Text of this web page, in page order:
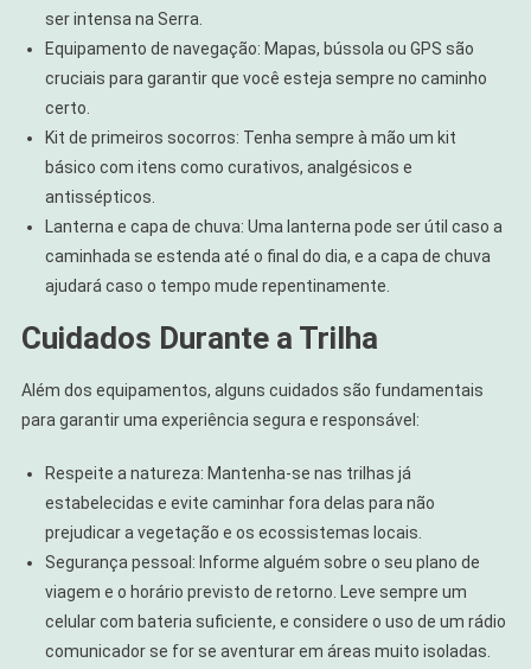
ser intensa na Serra.
Equipamento de navegação: Mapas, bússola ou GPS são
cruciais para garantir que você esteja sempre no caminho
certo.
Kit de primeiros socorros: Tenha sempre à mão um kit
básico com itens como curativos, analgésicos e
antissépticos.
Lanterna e capa de chuva: Uma lanterna pode ser útil caso a
caminhada se estenda até o final do dia, e a capa de chuva
ajudará caso o tempo mude repentinamente.
Cuidados Durante a Trilha
Além dos equipamentos, alguns cuidados são fundamentais
para garantir uma experiência segura e responsável:
Respeite a natureza: Mantenha-se nas trilhas já
estabelecidas e evite caminhar fora delas para não
prejudicar a vegetação e os ecossistemas locais.
Segurança pessoal: Informe alguém sobre o seu plano de
viagem e o horário previsto de retorno. Leve sempre um
celular com bateria suficiente, e considere o uso de um rádio
comunicador se for se aventurar em áreas muito isoladas.